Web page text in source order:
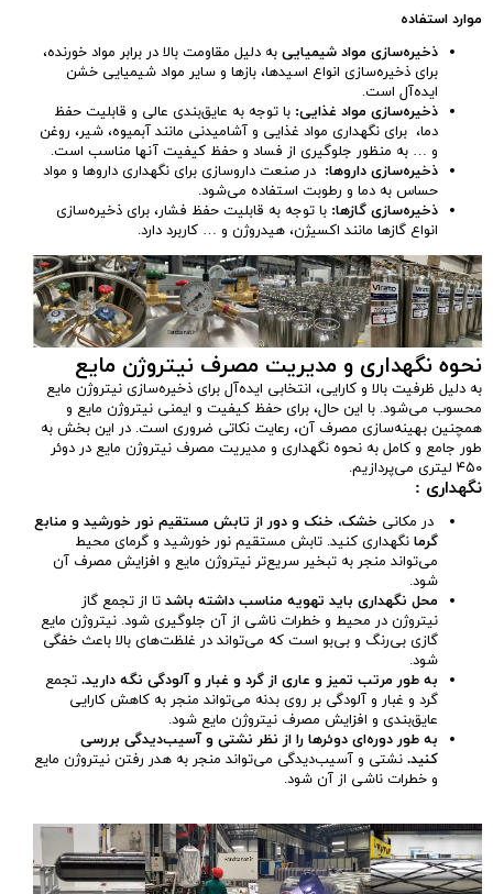
موارد استفاده
ذخیره‌سازی مواد شیمیایی به دلیل مقاومت بالا در برابر مواد خورنده،
برای ذخیره‌سازی انواع اسیدها، بازها و سایر مواد شیمیایی خشن
ایده‌آل است.
ذخیره‌سازی مواد غذایی: با توجه به عایق‌بندی عالی و قابلیت حفظ
دما، برای نگهداری مواد غذایی و آشامیدنی مانند آبمیوه، شیر، روغن
و … به منظور جلوگیری از فساد و حفظ کیفیت آنها مناسب است.
ذخیره‌سازی داروها: در صنعت داروسازی برای نگهداری داروها و مواد
حساس به دما و رطوبت استفاده می‌شود.
ذخیره‌سازی گازها: با توجه به قابلیت حفظ فشار، برای ذخیره‌سازی
انواع گازها مانند اکسیژن، هیدروژن و … کاربرد دارد.
نحوه نگهداری و مدیریت مصرف نیتروژن مایع
به دلیل ظرفیت بالا و کارایی، انتخابی ایده‌آل برای ذخیره‌سازی نیتروژن مایع
محسوب می‌شود. با این حال، برای حفظ کیفیت و ایمنی نیتروژن مایع و
همچنین بهینه‌سازی مصرف آن، رعایت نکاتی ضروری است. در این بخش به
طور جامع و کامل به نحوه نگهداری و مدیریت مصرف نیتروژن مایع در دوئر
۴۵۰ لیتری می‌پردازیم.
نگهداری :
در مکانی خشک، خنک و دور از تابش مستقیم نور خورشید و منابع
گرما نگهداری کنید. تابش مستقیم نور خورشید و گرمای محیط
می‌تواند منجر به تبخیر سریع‌تر نیتروژن مایع و افزایش مصرف آن
شود.
محل نگهداری باید تهویه مناسب داشته باشد تا از تجمع گاز
نیتروژن در محیط و خطرات ناشی از آن جلوگیری شود. نیتروژن مایع
گازی بی‌رنگ و بی‌بو است که می‌تواند در غلظت‌های بالا باعث خفگی
شود.
به طور مرتب تمیز و عاری از گرد و غبار و آلودگی نگه دارید. تجمع
گرد و غبار و آلودگی بر روی بدنه می‌تواند منجر به کاهش کارایی
عایق‌بندی و افزایش مصرف نیتروژن مایع شود.
به طور دوره‌ای دوئرها را از نظر نشتی و آسیب‌دیدگی بررسی
کنید. نشتی و آسیب‌دیدگی می‌تواند منجر به هدر رفتن نیتروژن مایع
و خطرات ناشی از آن شود.